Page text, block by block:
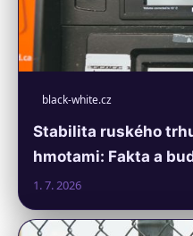
black-white.cz
Stabilita ruského
hmotami: Fakta a
1. 7. 2026